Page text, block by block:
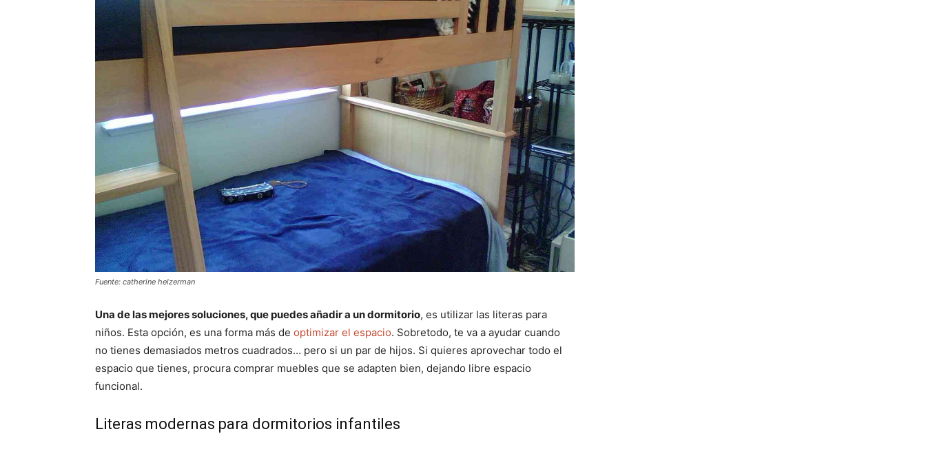
Fuente: catherine helzerman
Una de las mejores soluciones, que puedes añadir a un dormitorio, es utilizar las literas para
niños. Esta opción, es una forma más de optimizar el espacio. Sobretodo, te va a ayudar cuando
no tienes demasiados metros cuadrados… pero si un par de hijos. Si quieres aprovechar todo el
espacio que tienes, procura comprar muebles que se adapten bien, dejando libre espacio
funcional.
Literas modernas para dormitorios infantiles